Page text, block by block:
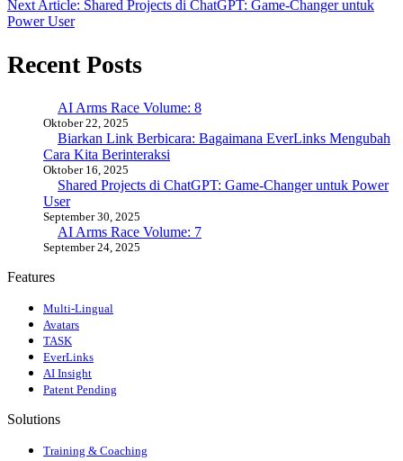
Next Article: Shared Projects di ChatGPT: Game-Changer untuk
Power User
Recent Posts
AI Arms Race Volume: 8
Oktober 22, 2025
Biarkan Link Berbicara: Bagaimana EverLinks Mengubah
Cara Kita Berinteraksi
Oktober 16, 2025
Shared Projects di ChatGPT: Game-Changer untuk Power
User
September 30, 2025
AI Arms Race Volume: 7
September 24, 2025
Features
Multi-Lingual
Avatars
TASK
EverLinks
AI Insight
Patent Pending
Solutions
Training & Coaching